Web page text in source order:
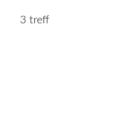
3 treff